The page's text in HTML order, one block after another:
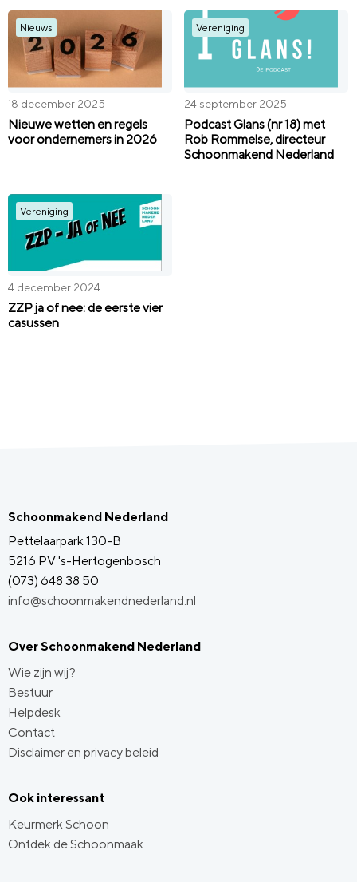
Nieuws
18 december 2025
Nieuwe wetten en regels
voor ondernemers in 2026
Vereniging
24 september 2025
Podcast Glans (nr 18) met
Rob Rommelse, directeur
Schoonmakend Nederland
Vereniging
4 december 2024
ZZP ja of nee: de eerste vier
casussen
Schoonmakend Nederland
Pettelaarpark 130-B
5216 PV 's-Hertogenbosch
(073) 648 38 50
info@schoonmakendnederland.nl
Over Schoonmakend Nederland
Wie zijn wij?
Bestuur
Helpdesk
Contact
Disclaimer en privacy beleid
Ook interessant
Keurmerk Schoon
Ontdek de Schoonmaak